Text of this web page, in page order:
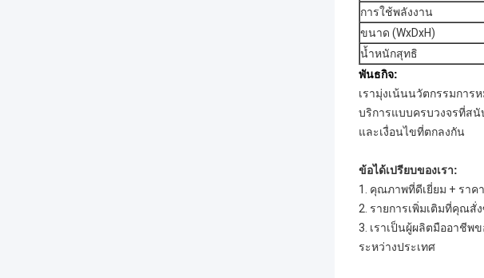
การใช้พลังงาน
ขนาด (WxDxH)
น้ำหนักสุทธิ
พันธกิจ:
เรามุ่งเน้นนวัตกรรมการ
บริการแบบครบวงจรที่ส
และเงื่อนไขที่ตกลงกัน
ข้อได้เปรียบของเรา:
1. คุณภาพที่ดีเยี่ยม + ราค
2. รายการเพิ่มเติมที่คุณ
3. เราเป็นผู้ผลิตมืออาชีพ
ระหว่างประเทศ